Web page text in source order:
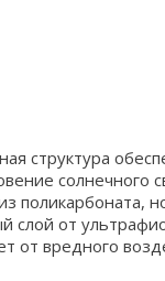
структура
солнечного
поликарбоната,
слой от
от вредного